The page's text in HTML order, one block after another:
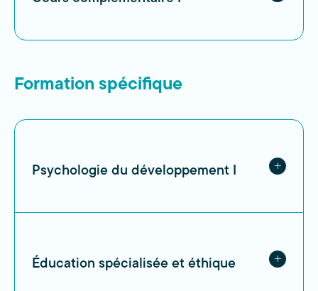
Formation spécifique
Psychologie du développement I
Éducation spécialisée et éthique